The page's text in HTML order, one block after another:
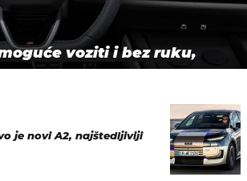
voziti i bez ruku,
je novi A2, najštedljiviji